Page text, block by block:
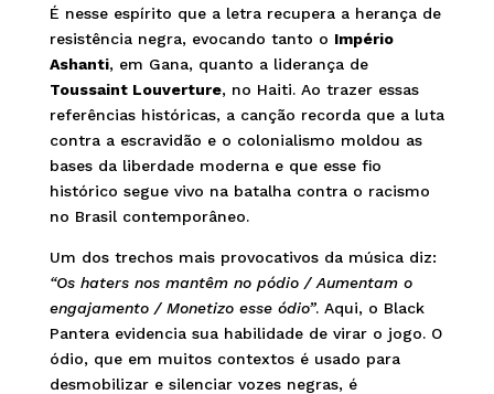
É nesse espírito que a letra recupera a herança de
resistência negra, evocando tanto o Império
Ashanti, em Gana, quanto a liderança de
Toussaint Louverture, no Haiti. Ao trazer essas
referências históricas, a canção recorda que a luta
contra a escravidão e o colonialismo moldou as
bases da liberdade moderna e que esse fio
histórico segue vivo na batalha contra o racismo
no Brasil contemporâneo.
Um dos trechos mais provocativos da música diz:
“Os haters nos mantêm no pódio / Aumentam o
engajamento / Monetizo esse ódio”. Aqui, o Black
Pantera evidencia sua habilidade de virar o jogo. O
ódio, que em muitos contextos é usado para
desmobilizar e silenciar vozes negras, é